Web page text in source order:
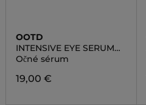
OOTD
INTENSIVE EYE SERUM
AM
Očné sérum
19,00 €